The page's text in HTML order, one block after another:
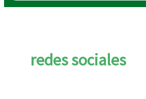
redes sociales